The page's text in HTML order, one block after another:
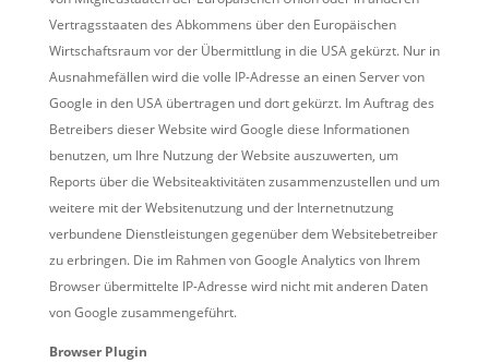
Vertragsstaaten des Abkommens über den Europäischen
Wirtschaftsraum vor der Übermittlung in die USA gekürzt. Nur in
Ausnahmefällen wird die volle IP-Adresse an einen Server von
Google in den USA übertragen und dort gekürzt. Im Auftrag des
Betreibers dieser Website wird Google diese Informationen
benutzen, um Ihre Nutzung der Website auszuwerten, um
Reports über die Websiteaktivitäten zusammenzustellen und um
weitere mit der Websitenutzung und der Internetnutzung
verbundene Dienstleistungen gegenüber dem Websitebetreiber
zu erbringen. Die im Rahmen von Google Analytics von Ihrem
Browser übermittelte IP-Adresse wird nicht mit anderen Daten
von Google zusammengeführt.
Browser Plugin